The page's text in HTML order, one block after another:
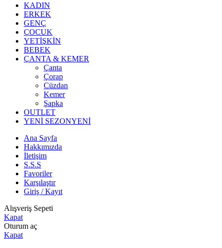
KADIN
ERKEK
GENÇ
ÇOCUK
YETİŞKİN
BEBEK
ÇANTA & KEMER
Çanta
Çorap
Cüzdan
Kemer
Şapka
OUTLET
YENİ SEZONYENİ
Ana Sayfa
Hakkımızda
İletişim
S.S.S
Favoriler
Karşılaştır
Giriş / Kayıt
Alışveriş Sepeti
Kapat
Oturum aç
Kapat